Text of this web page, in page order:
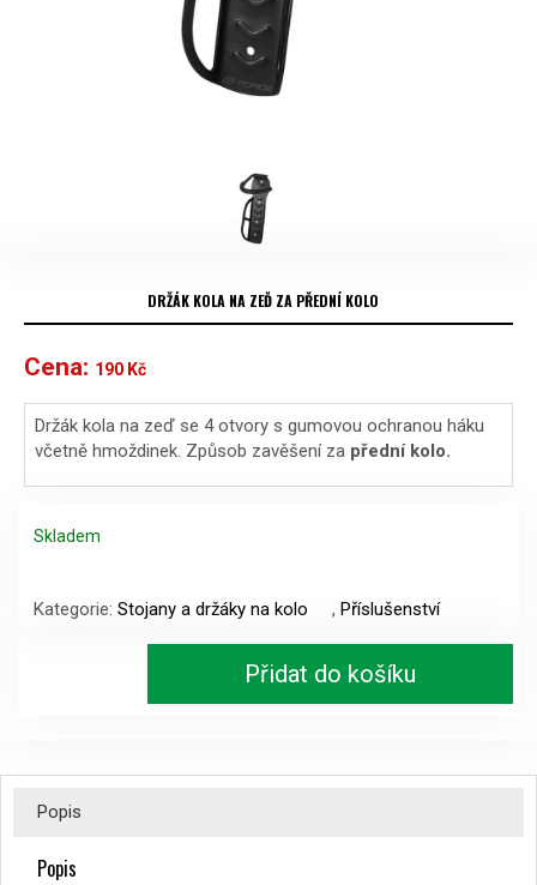
DRŽÁK KOLA NA ZEĎ ZA PŘEDNÍ KOLO
Cena: 190 Kč
Držák kola na zeď se 4 otvory s gumovou ochranou háku
včetně hmoždinek. Způsob zavěšení za přední kolo.
Skladem
kola
Kategorie: Stojany a držáky na kolo , Příslušenství
Přidat do košíku
Popis
Popis